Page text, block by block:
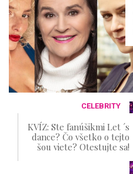
CELEBRITY
KVÍZ: Ste fanúšikmi Let ´s
dance? Čo všetko o tejto
šou viete? Otestujte sa!